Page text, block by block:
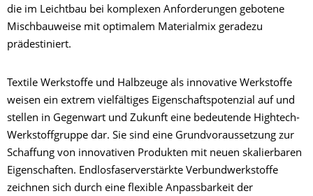
die im Leichtbau bei komplexen Anforderungen gebotene
Mischbauweise mit optimalem Materialmix geradezu
prädestiniert.
Textile Werkstoffe und Halbzeuge als innovative Werkstoffe
weisen ein extrem vielfältiges Eigenschaftspotenzial auf und
stellen in Gegenwart und Zukunft eine bedeutende Hightech-
Werkstoffgruppe dar. Sie sind eine Grundvoraussetzung zur
Schaffung von innovativen Produkten mit neuen skalierbaren
Eigenschaften. Endlosfaserverstärkte Verbundwerkstoffe
zeichnen sich durch eine flexible Anpassbarkeit der